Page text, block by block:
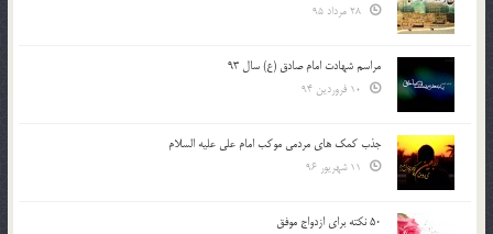
مراسم شهادت امام صادق (ع) سال 93
جذب کمک های مردمی موکب امام علی علیه السلام
50 نکته برای ازدواج موفق